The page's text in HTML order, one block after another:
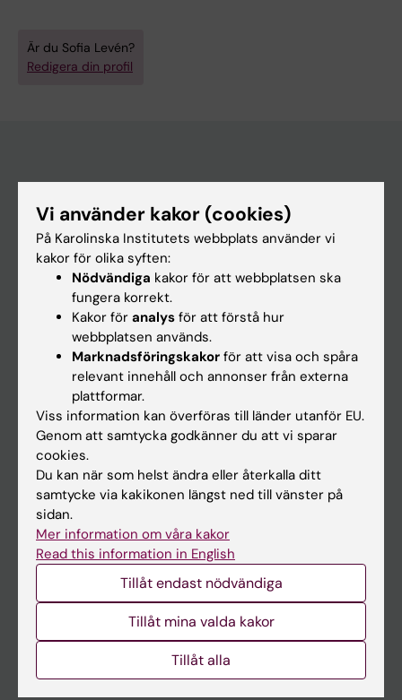
Är du Sofia Levén?
Redigera din profil
Utbildning
Forskarutbildning
Forskning
Kalender
Student
Ladok
Canvas
Schema
Kurs- och programwebbar
Vi använder kakor (cookies)
På Karolinska Institutets webbplats använder vi
kakor för olika syften:
Nödvändiga kakor för att webbplatsen ska
fungera korrekt.
Kakor för analys för att förstå hur
webbplatsen används.
Marknadsföringskakor för att visa och spåra
relevant innehåll och annonser från externa
plattformar.
Viss information kan överföras till länder utanför EU.
Genom att samtycka godkänner du att vi sparar
cookies.
Du kan när som helst ändra eller återkalla ditt
samtycke via kakikonen längst ned till vänster på
sidan.
Mer information om våra kakor
Read this information in English
Tillåt endast nödvändiga
Tillåt mina valda kakor
Tillåt alla